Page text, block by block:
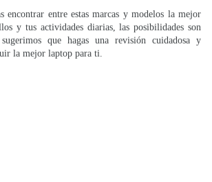
encontrar entre estas marcas y modelos la mejor
y tus actividades diarias, las posibilidades son
que hagas una revisión cuidadosa y
la mejor laptop para ti.